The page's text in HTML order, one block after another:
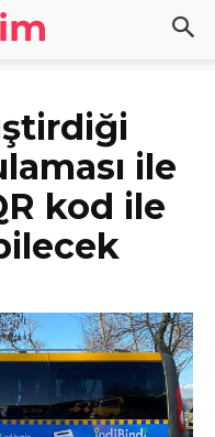
ile
kod ile